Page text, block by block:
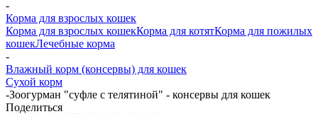
-
Корма для взрослых кошек
Корма для взрослых кошекКорма для котятКорма для пожилых
кошекЛечебные корма
-
Влажный корм (консервы) для кошек
Сухой корм
-Зоогурман "суфле с телятиной" - консервы для кошек
Поделиться